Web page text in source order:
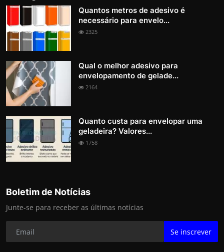
Quantos metros de adesivo é
necessário para envelo...
2325
Qual o melhor adesivo para
envelopamento de gelade...
2164
Quanto custa para envelopar uma
geladeira? Valores...
1758
Boletim de Notícias
Junte-se para receber as últimas notícias
Se inscrever